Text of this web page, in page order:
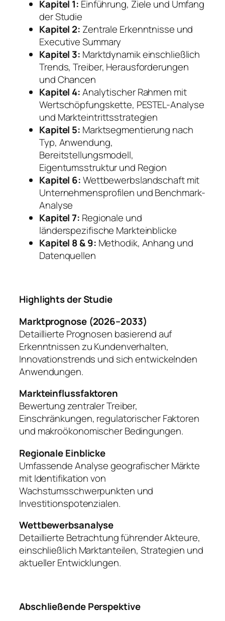
Kapitel 1: Einführung, Ziele und Umfang
der Studie
Kapitel 2: Zentrale Erkenntnisse und
Executive Summary
Kapitel 3: Marktdynamik einschließlich
Trends, Treiber, Herausforderungen
und Chancen
Kapitel 4:Analytischer Rahmen mit
Wertschöpfungskette, PESTEL-Analyse
und Markteintrittsstrategien
Kapitel 5: Marktsegmentierung nach
Typ, Anwendung,
Bereitstellungsmodell,
Eigentumsstruktur und Region
Kapitel 6:Wettbewerbslandschaft mit
Unternehmensprofilen und Benchmark-
Analyse
Kapitel 7: Regionale und
länderspezifische Markteinblicke
Kapitel 8 & 9: Methodik, Anhang und
Datenquellen
Highlights der Studie
Marktprognose (2026–2033)
Detaillierte Prognosen basierend auf
Erkenntnissen zu Kundenverhalten,
Innovationstrends und sich entwickelnden
Anwendungen.
Markteinflussfaktoren
Bewertung zentraler Treiber,
Einschränkungen, regulatorischer Faktoren
und makroökonomischer Bedingungen.
Regionale Einblicke
Umfassende Analyse geografischer Märkte
mit Identifikation von
Wachstumsschwerpunkten und
Investitionspotenzialen.
Wettbewerbsanalyse
Detaillierte Betrachtung führender Akteure,
einschließlich Marktanteilen, Strategien und
aktueller Entwicklungen.
Abschließende Perspektive